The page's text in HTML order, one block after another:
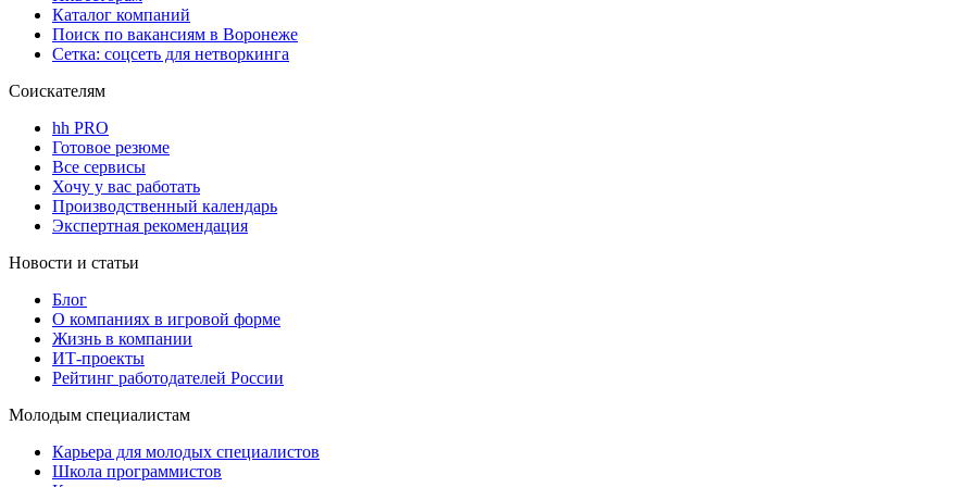
Каталог компаний
Поиск по вакансиям в Воронеже
Сетка: соцсеть для нетворкинга
Соискателям
hh PRO
Готовое резюме
Все сервисы
Хочу у вас работать
Производственный календарь
Экспертная рекомендация
Новости и статьи
Блог
О компаниях в игровой форме
Жизнь в компании
ИТ-проекты
Рейтинг работодателей России
Молодым специалистам
Карьера для молодых специалистов
Школа программистов